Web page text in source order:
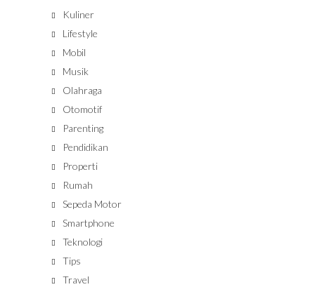
Kuliner
Lifestyle
Mobil
Musik
Olahraga
Otomotif
Parenting
Pendidikan
Properti
Rumah
Sepeda Motor
Smartphone
Teknologi
Tips
Travel